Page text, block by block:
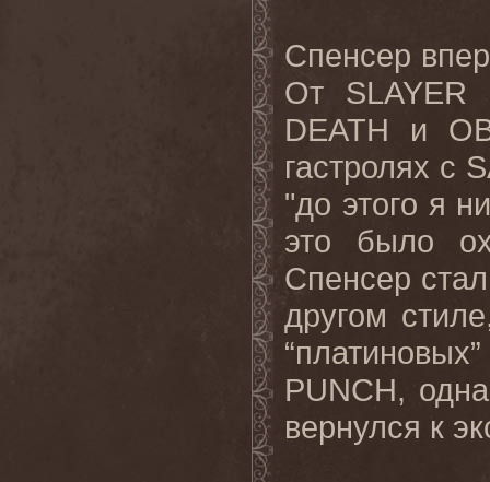
Спенсер
От SLAYER
DEATH и
гастролях с
"до этого я
это было
Спенсер
другом
PUNCH,
вернулся к